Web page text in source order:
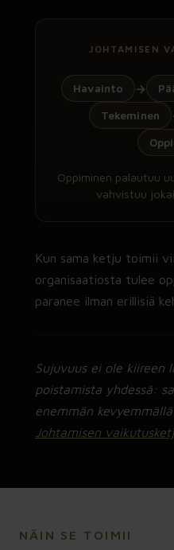
JOHTAMISEN
Havainto →
Tekeminen
Oppiminen palautuu
vahvistuu
Kun sama ketju toimii
organisaatiosta tulee
paranee ilman erillisiä
Sujuvuus ei ole kiireen
poistamista yhdessä:
enemmän
Johtamisen
NÄIN SE TOIMII